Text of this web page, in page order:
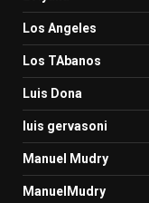
Los Angeles
Los TAbanos
Luis Dona
luis gervasoni
Manuel Mudry
ManuelMudry